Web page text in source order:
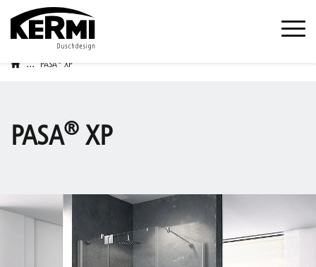
... PASA® XP
PASA® XP